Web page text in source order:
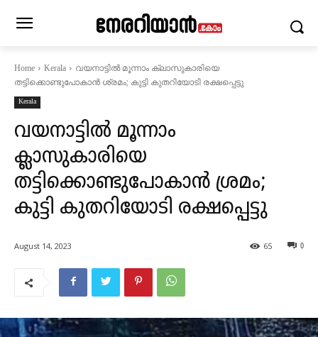
Home Kerala
വയനാട്ടില്‍ മൂന്നാം ക്ലാസുകാരിയെ
തട്ടിക്കൊണ്ടുപോകാന്‍ ശ്രമം; കുട്ടി കുതറിയോടി രക്ഷപ്പെട്ടു
Kerala
വയനാട്ടില്‍ മൂന്നാം
ക്ലാസുകാരിയെ
തട്ടിക്കൊണ്ടുപോകാന്‍ ശ്രമം;
കുട്ടി കുതറിയോടി രക്ഷപ്പെട്ടു
August 14, 2023 0
65